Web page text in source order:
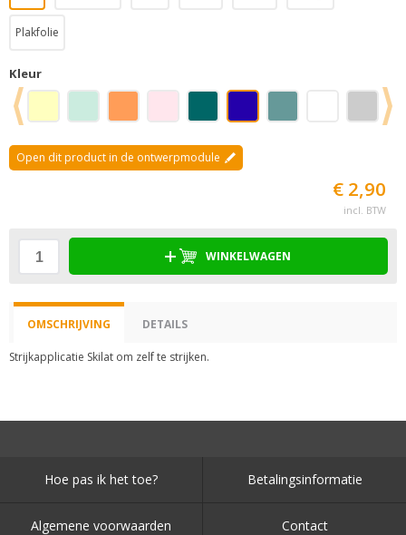
Plakfolie
Kleur
Open dit product in de ontwerpmodule
€ 2,90
incl. BTW
WINKELWAGEN
OMSCHRIJVING DETAILS
Strijkapplicatie Skilat om zelf te strijken.
Hoe pas ik het toe? Betalingsinformatie
Algemene voorwaarden Contact